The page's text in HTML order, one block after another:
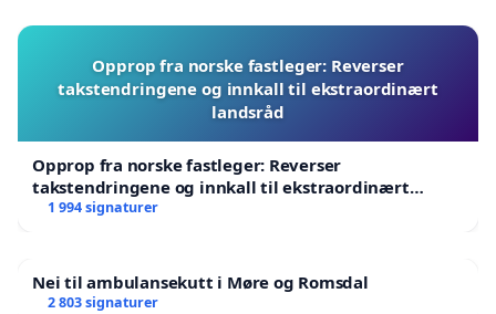
Opprop fra norske fastleger: Reverser
takstendringene og innkall til ekstraordinært
landsråd
Opprop fra norske fastleger: Reverser
takstendringene og innkall til ekstraordinært
landsråd
1 994 signaturer
Nei til ambulansekutt i Møre og Romsdal
2 803 signaturer